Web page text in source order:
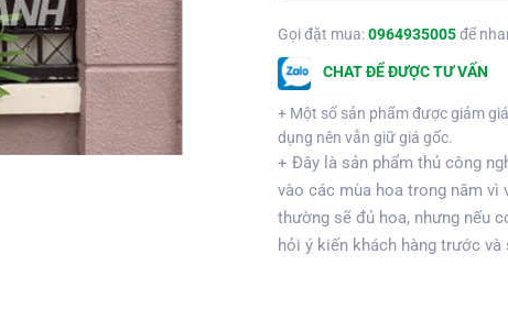
Gọi đặt mua:0964935005để
CHAT ĐỂ ĐƯỢC TƯ VẤN
+ Một số sản phẩm được giảm
dụng nên vẫn giữ giá gốc.
+ Đây là sản phẩm thủ công
vào các mùa hoa trong năm vì
thường sẽ đủ hoa, nhưng nếu
hỏi ý kiến khách hàng trước